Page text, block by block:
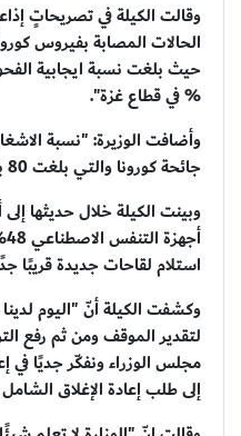
وقالت الكيلة في تصريحاتٍ
الحالات المصابة بفيروس
% في قطاع غزة".
وأضافت الوزيرة: "نسبة
جائحة كورونا والتي بلغت 80 بالمئة بالضفة الغربية".
وبينت الكيلة خلال حديثها
استلام لقاحات جديدة قريبًا
وكشفت الكيلة أنّ "اليوم
لتقدير الموقف ومن ثم رفع
مجلس الوزراء ونفكّر جديًا في
إلى طلب إعادة الإغلاق